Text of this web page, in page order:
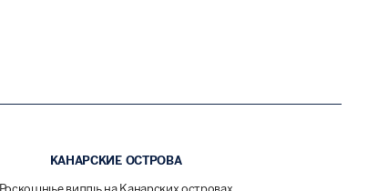
КАНАРСКИЕ ОСТРОВА